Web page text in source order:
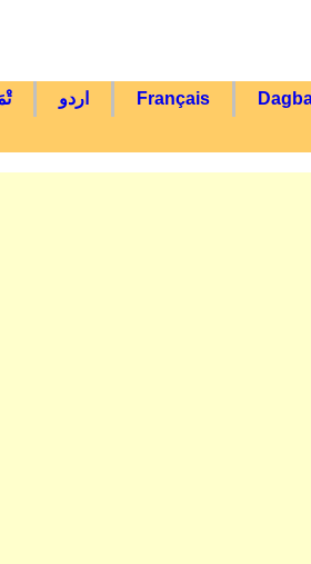
Français اردو